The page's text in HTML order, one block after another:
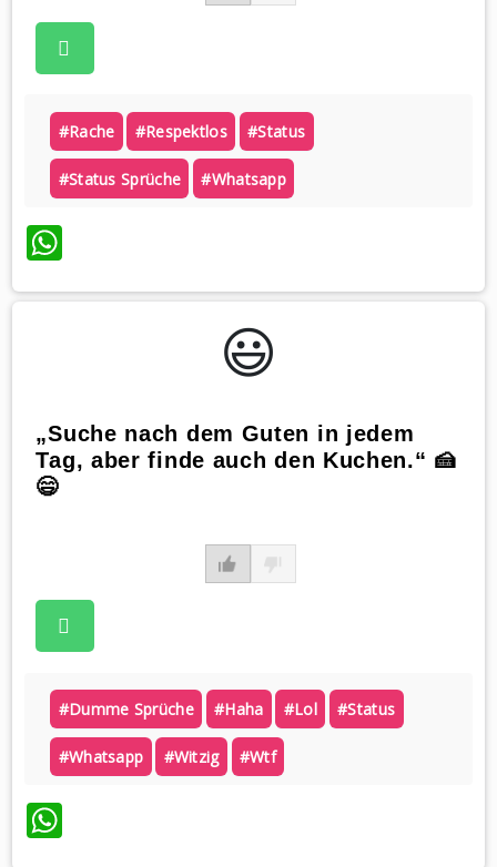
#rache #respektlos #status
#status Sprüche #whatsapp
WhatsApp
😃️
„Suche nach dem Guten in jedem
Tag, aber finde auch den Kuchen.“ 🍰
😄
#dumme Sprüche #haha #lol #status
#whatsapp #witzig #wtf
WhatsApp